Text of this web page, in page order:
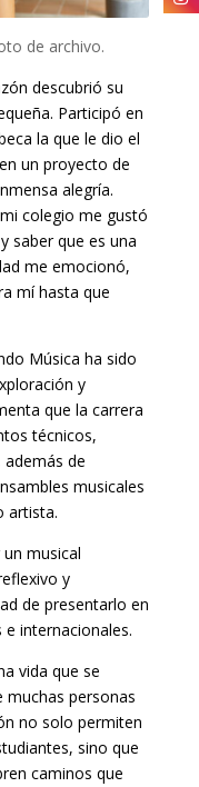
de archivo.
descubrió su
Participó en
la que le dio el
un proyecto de
alegría.
colegio me gustó
saber que es una
me emocionó,
mí hasta que
Música ha sido
y
que la carrera
técnicos,
de
musicales
artista.
musical
y
de presentarlo en
internacionales.
vida que se
personas
no solo permiten
sino que
caminos que